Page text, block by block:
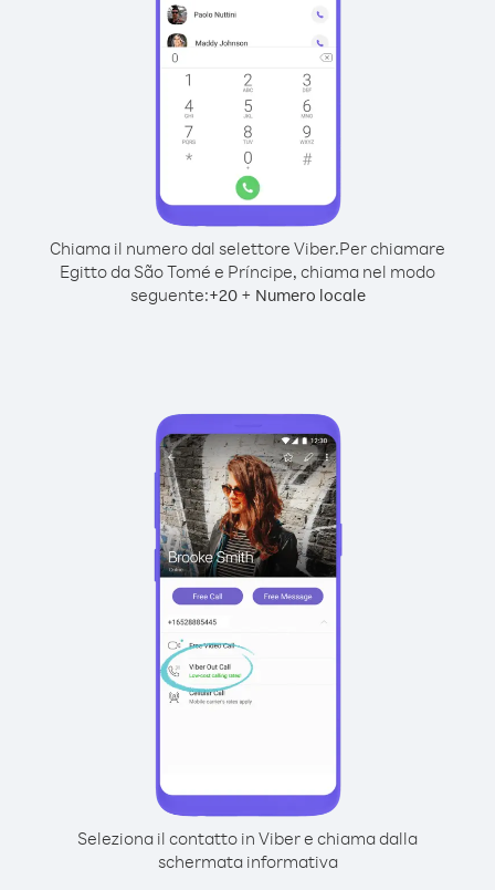
Chiama il numero dal selettore Viber.Per chiamare
Egitto da São Tomé e Príncipe, chiama nel modo
seguente:+20+ Numero locale
Seleziona il contatto in Viber e chiama dalla
schermata informativa